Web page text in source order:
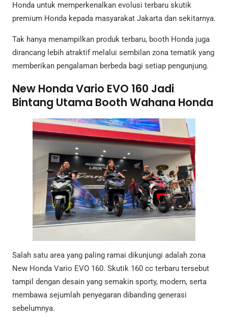
Honda untuk memperkenalkan evolusi terbaru skutik
premium Honda kepada masyarakat Jakarta dan sekitarnya.
Tak hanya menampilkan produk terbaru, booth Honda juga
dirancang lebih atraktif melalui sembilan zona tematik yang
memberikan pengalaman berbeda bagi setiap pengunjung.
New Honda Vario EVO 160 Jadi
Bintang Utama Booth Wahana Honda
Salah satu area yang paling ramai dikunjungi adalah zona
New Honda Vario EVO 160. Skutik 160 cc terbaru tersebut
tampil dengan desain yang semakin sporty, modern, serta
membawa sejumlah penyegaran dibanding generasi
sebelumnya.